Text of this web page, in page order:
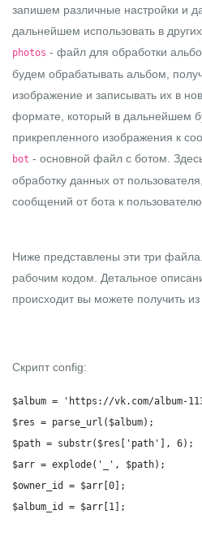
запишем различные настройки и
дальнейшем использовать в
photos - файл для обработки
будем обрабатывать альбом,
изображение и записывать их в
формате, который в дальнейшем
прикрепленного изображения к
bot - основной файл с ботом.
обработку данных от
сообщений от бота к пользователю
Ниже представлены эти три
рабочим кодом. Детальное
происходит вы можете получить
Скрипт config:
$album = 'https://vk.com/album-
$res = parse_url($album);
$path = substr($res['path'], 6);
$arr = explode('_', $path);
$owner_id = $arr[0];
$album_id = $arr[1];